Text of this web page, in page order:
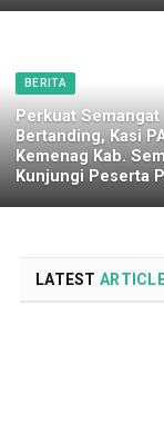
BERITA
Perkuat Semangat
Bertanding, Kasi
Kemenag Kab.
Kunjungi Peserta
LATEST